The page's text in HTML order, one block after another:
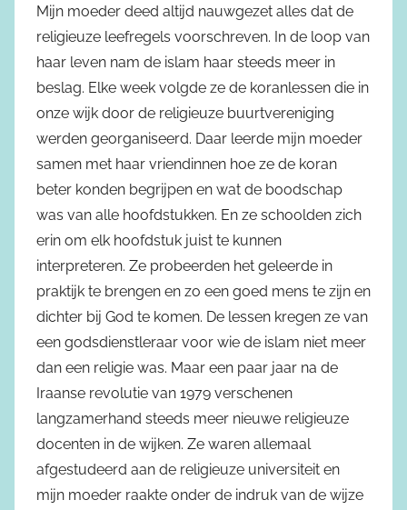
Mijn moeder deed altijd nauwgezet alles dat de
religieuze leefregels voorschreven. In de loop van
haar leven nam de islam haar steeds meer in
beslag. Elke week volgde ze de koranlessen die in
onze wijk door de religieuze buurtvereniging
werden georganiseerd. Daar leerde mijn moeder
samen met haar vriendinnen hoe ze de koran
beter konden begrijpen en wat de boodschap
was van alle hoofdstukken. En ze schoolden zich
erin om elk hoofdstuk juist te kunnen
interpreteren. Ze probeerden het geleerde in
praktijk te brengen en zo een goed mens te zijn en
dichter bij God te komen. De lessen kregen ze van
een godsdienstleraar voor wie de islam niet meer
dan een religie was. Maar een paar jaar na de
Iraanse revolutie van 1979 verschenen
langzamerhand steeds meer nieuwe religieuze
docenten in de wijken. Ze waren allemaal
afgestudeerd aan de religieuze universiteit en
mijn moeder raakte onder de indruk van de wijze